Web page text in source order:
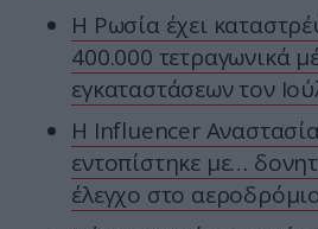
Η Ρωσία έχει
400.000 τετραγωνικά
εγκαταστάσεων τον
Η Ιnfluencer
εντοπίστηκε με…
έλεγχο στο